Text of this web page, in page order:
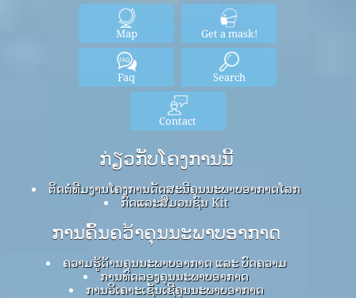
Map Get a mask!
Faq Search
Contact
ກ່ຽວກັບໂຄງການນີ້
ຕິດຕໍ່ທີມງານໂຄງການດັດສະນີຄຸນນະພາບອາກາດໂລກ
ກົດ​ແລະ​ສື່​ມວນ​ຊົນ Kit
ການຄົ້ນຄວ້າຄຸນນະພາບອາກາດ
ຄວາມຮູ້ດ້ານຄຸນນະພາບອາກາດ ແລະ ບົດຄວາມ
ການທົດລອງຄຸນນະພາບອາກາດ
ການວິເຄາະເຊັນເຊີຄຸນນະພາບອາກາດ